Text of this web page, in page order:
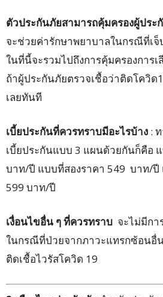
ตัวประกันภัยสามารถคุ้มครองผู้ประ
จะช่วยค่ารักษาพยาบาลในกรณีที่เ
ในที่นี้จะรวมไปถึงการคุ้มครองการ
ถ้าผู้ประกันภัยตรวจเชื้อว่าติดโควิด
เลยทันที
เบี้ยประกันที่ควรทราบมีอะไรบ้าง :
เบี้ยประกันแบบ 3 แผนด้วยกันก็คือ
บาท/ปี แบบที่สองราคา 549 บาท/ปี
599 บาท/ปี
เงื่อนไขอื่น ๆ ที่ควรทราบ จะไม่มีกา
ในกรณีที่ป่วยจากภาวะแทรกซ้อนอื่
ติดเชื้อไวรัสโควิด 19